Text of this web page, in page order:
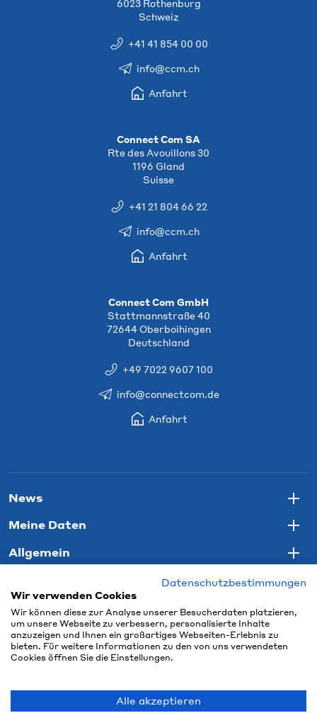
6023 Rothenburg
Schweiz
+41 41 854 00 00
info@ccm.ch
Anfahrt
Connect Com SA
Rte des Avouillons 30
1196 Gland
Suisse
+41 21 804 66 22
info@ccm.ch
Anfahrt
Connect Com GmbH
Stattmannstraße 40
72644 Oberboihingen
Deutschland
+49 7022 9607 100
info@connectcom.de
Anfahrt
News
Meine Daten
Allgemein
Datenschutzbestimmungen
Wir verwenden Cookies
Wir können diese zur Analyse unserer Besucherdaten platzieren,
um unsere Webseite zu verbessern, personalisierte Inhalte
anzuzeigen und Ihnen ein großartiges Webseiten-Erlebnis zu
bieten. Für weitere Informationen zu den von uns verwendeten
Cookies öffnen Sie die Einstellungen.
Alle akzeptieren